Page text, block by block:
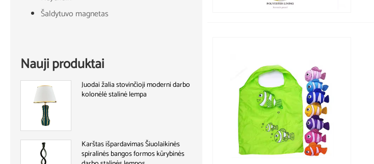
Šaldytuvo magnetas
Nauji produktai
Juodai žalia stovinčioji moderni darbo
kolonėlė stalinė lempa
Karštas išpardavimas Šiuolaikinės
spiralinės bangos formos kūrybinės